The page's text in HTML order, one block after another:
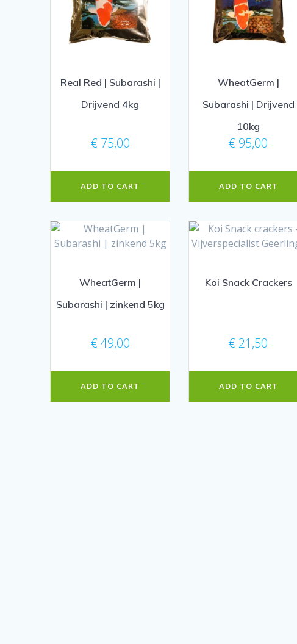
Real Red | Subarashi |
Drijvend 4kg
€ 75,00
ADD TO CART
WheatGerm |
Subarashi | Drijvend
10kg
€ 95,00
ADD TO CART
WheatGerm |
Subarashi | zinkend 5kg
€ 49,00
ADD TO CART
Koi Snack Crackers
€ 21,50
ADD TO CART